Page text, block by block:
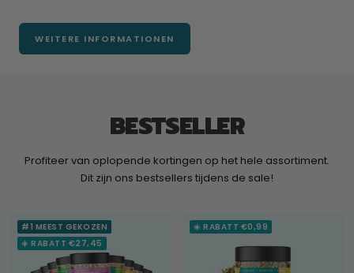
WEITERE INFORMATIONEN
BESTSELLER
Profiteer van oplopende kortingen op het hele assortiment.
Dit zijn ons bestsellers tijdens de sale!
#1 MEEST GEKOZEN
☀️ RABATT €27,45
☀️ RABATT €0,99